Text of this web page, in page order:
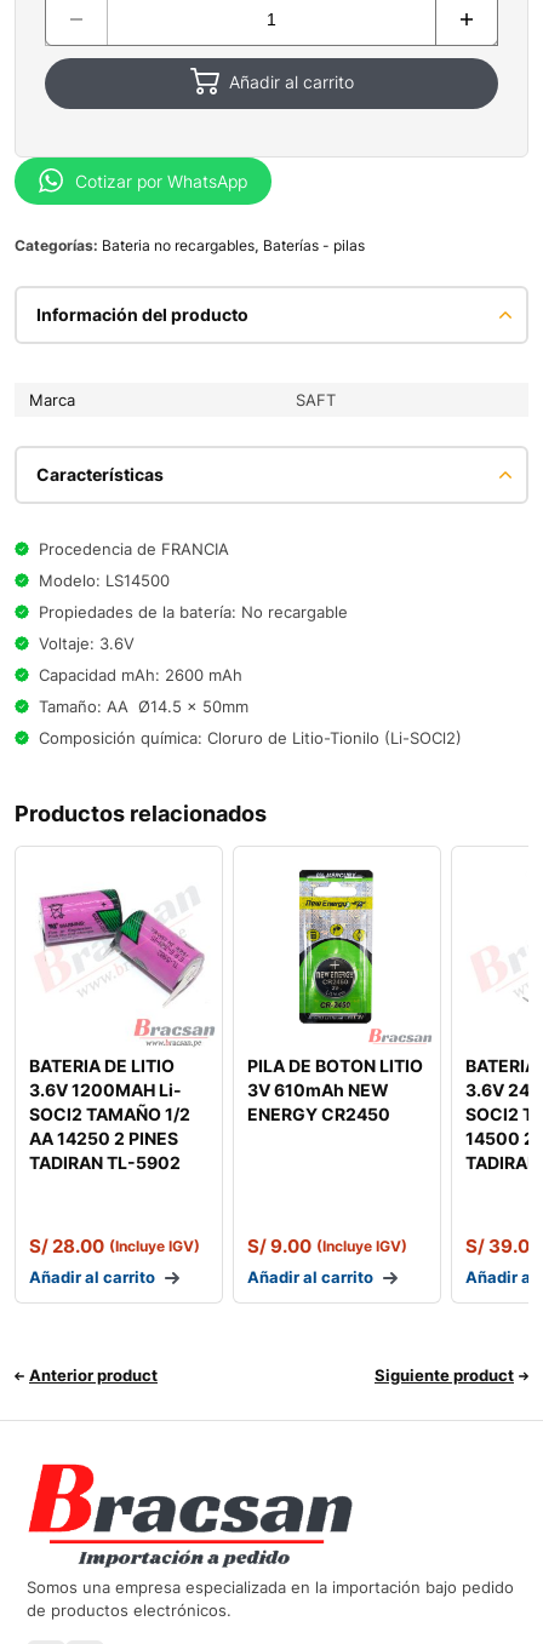
Añadir al carrito
Cotizar por WhatsApp
Categorías: Bateria no recargables, Baterías - pilas
Información del producto
Marca SAFT
Características
Procedencia de FRANCIA
Modelo: LS14500
Propiedades de la batería: No recargable
Voltaje: 3.6V
Capacidad mAh: 2600 mAh
Tamaño: AA Ø14.5 x 50mm
Composición química: Cloruro de Litio-Tionilo (Li-SOCl2)
Productos relacionados
BATERIA DE LITIO
3.6V 1200MAH Li-
SOCl2 TAMAÑO 1/2
AA 14250 2 PINES
TADIRAN TL-5902
S/28.00 (Incluye IGV)
Añadir al carrito
PILA DE BOTON LITIO
3V 610mAh NEW
ENERGY CR2450
S/9.00 (Incluye IGV)
Añadir al carrito
BATERIA
3.6V
SOCl2
14500 2
S/39.00
Añadir al
Anterior product Siguiente product
Somos una empresa especializada en la importación bajo pedido
de productos electrónicos.